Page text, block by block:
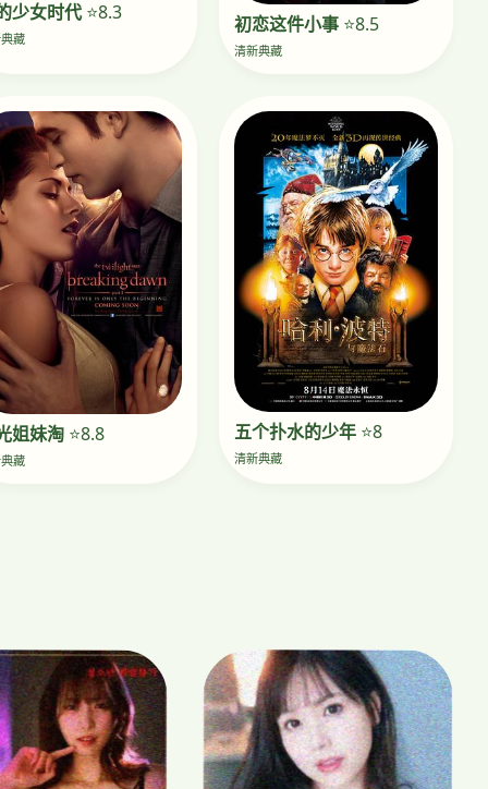
少女时代⭐8.3
藏
初恋这件小事⭐8.5
清新典藏
姐妹淘 ⭐8.8
藏
五个扑水的少年⭐8
清新典藏